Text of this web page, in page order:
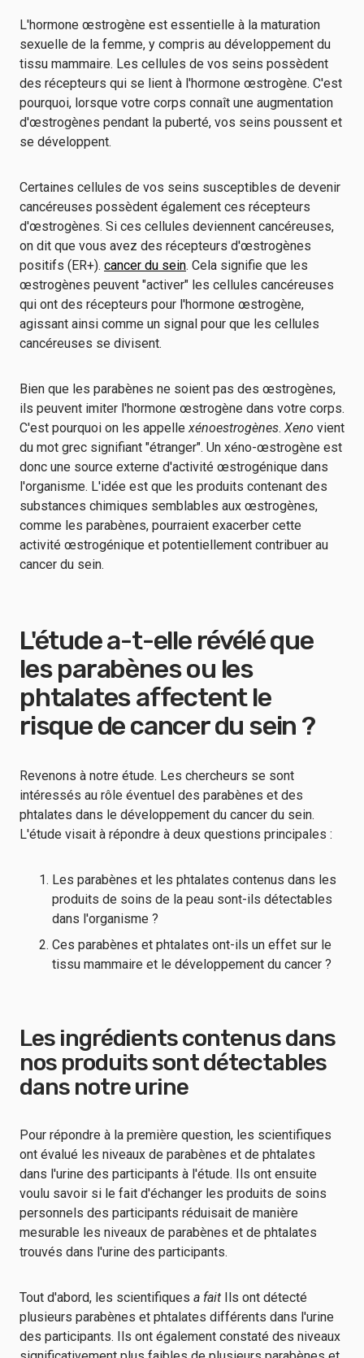
L'hormone œstrogène est essentielle à la maturation
sexuelle de la femme, y compris au développement du
tissu mammaire. Les cellules de vos seins possèdent
des récepteurs qui se lient à l'hormone œstrogène. C'est
pourquoi, lorsque votre corps connaît une augmentation
d'œstrogènes pendant la puberté, vos seins poussent et
se développent.
Certaines cellules de vos seins susceptibles de devenir
cancéreuses possèdent également ces récepteurs
d'œstrogènes. Si ces cellules deviennent cancéreuses,
on dit que vous avez des récepteurs d'œstrogènes
positifs (ER+). cancer du sein. Cela signifie que les
œstrogènes peuvent "activer" les cellules cancéreuses
qui ont des récepteurs pour l'hormone œstrogène,
agissant ainsi comme un signal pour que les cellules
cancéreuses se divisent.
Bien que les parabènes ne soient pas des œstrogènes,
ils peuvent imiter l'hormone œstrogène dans votre corps.
C'est pourquoi on les appellexénoestrogènes. Xeno vient
du mot grec signifiant "étranger". Un xéno-œstrogène est
donc une source externe d'activité œstrogénique dans
l'organisme. L'idée est que les produits contenant des
substances chimiques semblables aux œstrogènes,
comme les parabènes, pourraient exacerber cette
activité œstrogénique et potentiellement contribuer au
cancer du sein.
L'étude a-t-elle révélé que
les parabènes ou les
phtalates affectent le
risque de cancer du sein ?
Revenons à notre étude. Les chercheurs se sont
intéressés au rôle éventuel des parabènes et des
phtalates dans le développement du cancer du sein.
L'étude visait à répondre à deux questions principales :
Les parabènes et les phtalates contenus dans les
produits de soins de la peau sont-ils détectables
dans l'organisme ?
Ces parabènes et phtalates ont-ils un effet sur le
tissu mammaire et le développement du cancer ?
Les ingrédients contenus dans
nos produits sont détectables
dans notre urine
Pour répondre à la première question, les scientifiques
ont évalué les niveaux de parabènes et de phtalates
dans l'urine des participants à l'étude. Ils ont ensuite
voulu savoir si le fait d'échanger les produits de soins
personnels des participants réduisait de manière
mesurable les niveaux de parabènes et de phtalates
trouvés dans l'urine des participants.
Tout d'abord, les scientifiques a fait Ils ont détecté
plusieurs parabènes et phtalates différents dans l'urine
des participants. Ils ont également constaté des niveaux